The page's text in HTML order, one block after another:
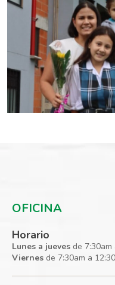
OFICINA
Horario
Lunes a jueves de
Viernes de 7:30am a